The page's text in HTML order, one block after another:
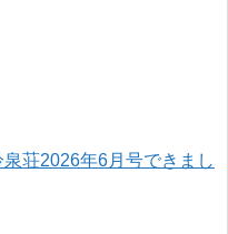
荘2026年6月号できまし